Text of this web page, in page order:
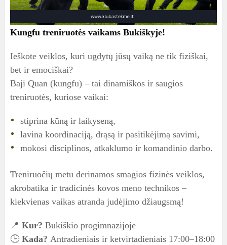
Kungfu treniruotės vaikams Bukiškyje!
Ieškote veiklos, kuri ugdytų jūsų vaiką ne tik fiziškai,
bet ir emociškai?
Baji Quan (kungfu) – tai dinamiškos ir saugios
treniruotės, kuriose vaikai:
stiprina kūną ir laikyseną,
lavina koordinaciją, drąsą ir pasitikėjimą savimi,
mokosi disciplinos, atkaklumo ir komandinio darbo.
Treniruočių metu derinamos smagios fizinės veiklos,
akrobatika ir tradicinės kovos meno technikos –
kiekvienas vaikas atranda judėjimo džiaugsmą!
📍 Kur? Bukiškio progimnazijoje
🕒 Kada? Antradieniais ir ketvirtadieniais 17:00–18:00